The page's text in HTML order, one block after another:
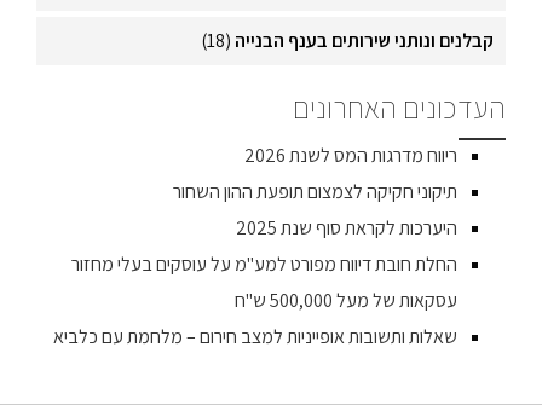
קבלנים ונותני שירותים בענף הבנייה (18)
העדכונים האחרונים
ריווח מדרגות המס לשנת 2026
תיקוני חקיקה לצמצום תופעת ההון השחור
היערכות לקראת סוף שנת 2025
החלת חובת דיווח מפורט למע"מ על עוסקים בעלי מחזור
עסקאות של מעל 500,000 ש"ח
שאלות ותשובות אופייניות למצב חירום – מלחמת עם כלביא